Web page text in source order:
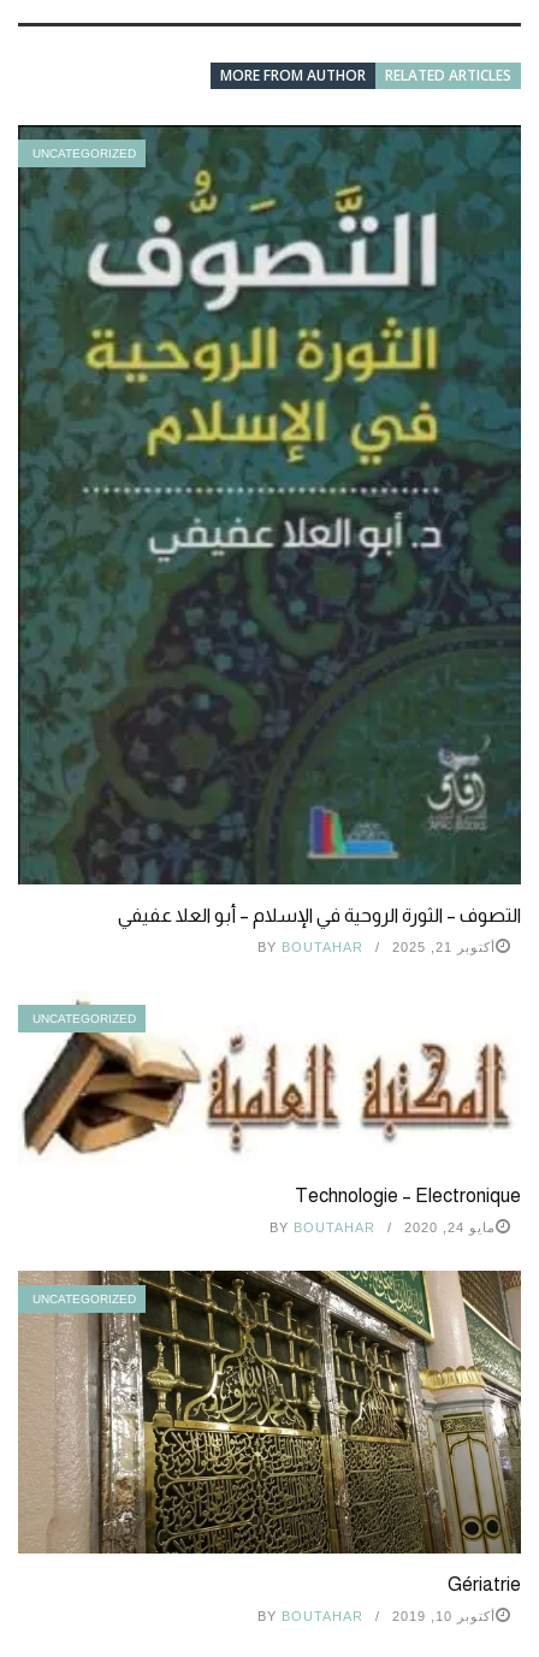
RELATED ARTICLES
MORE FROM AUTHOR
UNCATEGORIZED
التصوف – الثورة الروحية في الإسلام – أبو العلا عفيفي
أكتوبر 21, 2025 BY BOUTAHAR
UNCATEGORIZED
Technologie – Electronique
مايو 24, 2020 BY BOUTAHAR
UNCATEGORIZED
Gériatrie
أكتوبر 10, 2019 BY BOUTAHAR